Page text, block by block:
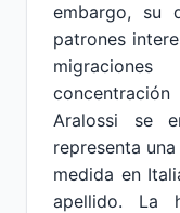
embargo, su
patrones
Aralossi se
representa
medida en
apellido. La